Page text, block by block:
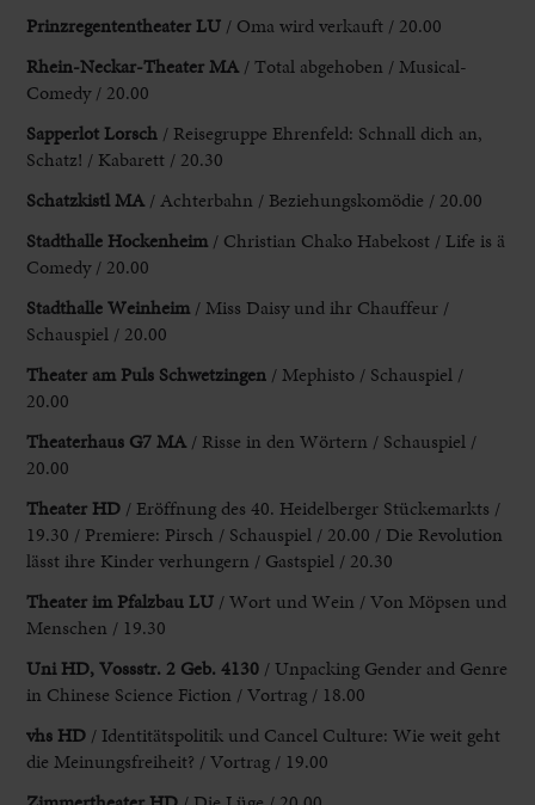
Prinzregententheater LU / Oma wird verkauft / 20.00
Rhein-Neckar-Theater MA / Total abgehoben / Musical-
Comedy / 20.00
Sapperlot Lorsch / Reisegruppe Ehrenfeld: Schnall dich an,
Schatz! / Kabarett / 20.30
Schatzkistl MA / Achterbahn / Beziehungskomödie / 20.00
Stadthalle Hockenheim / Christian Chako Habekost / Life is ä
Comedy / 20.00
Stadthalle Weinheim / Miss Daisy und ihr Chauffeur /
Schauspiel / 20.00
Theater am Puls Schwetzingen / Mephisto / Schauspiel /
20.00
Theaterhaus G7 MA / Risse in den Wörtern / Schauspiel /
20.00
Theater HD / Eröffnung des 40. Heidelberger Stückemarkts /
19.30 / Premiere: Pirsch / Schauspiel / 20.00 / Die Revolution
lässt ihre Kinder verhungern / Gastspiel / 20.30
Theater im Pfalzbau LU / Wort und Wein / Von Möpsen und
Menschen / 19.30
Uni HD, Vossstr. 2 Geb. 4130 / Unpacking Gender and Genre
in Chinese Science Fiction / Vortrag / 18.00
vhs HD / Identitätspolitik und Cancel Culture: Wie weit geht
die Meinungsfreiheit? / Vortrag / 19.00